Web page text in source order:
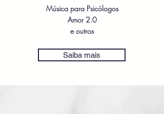
Música para Psicólogos
Amor 2.0
e outros
Saiba mais